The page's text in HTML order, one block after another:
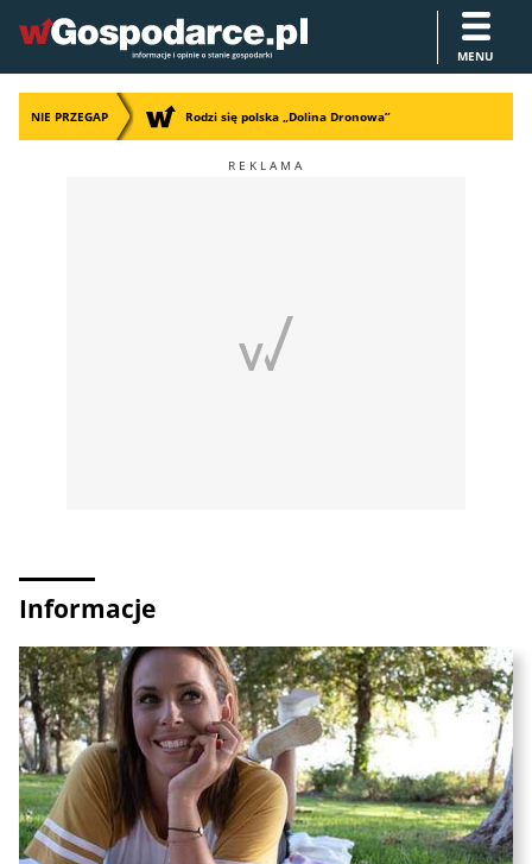
MENU
NIE PRZEGAP Rodzi się polska „Dolina Dronowa”
Informacje